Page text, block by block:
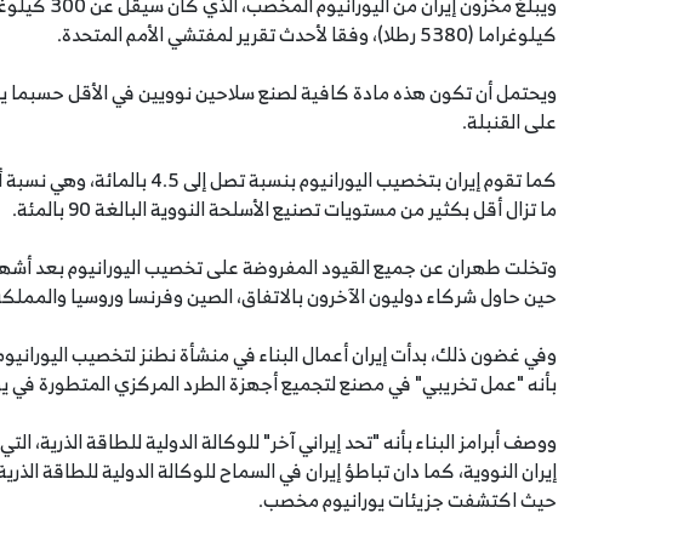
كيلوغراما (5380 رطلا)، وفقا لأحدث تقرير لمفتشي الأمم المتحدة.
ويحتمل أن تكون هذه مادة كافية لصنع سلاحين نوويين في الأقل حسبما
على القنبلة.
كما تقوم إيران بتخصيب
ما تزال أقل بكثير من مستويات تصنيع الأسلحة النووية البالغة 90 بالمئة.
وتخلت طهران عن جميع القيود المفروضة على تخصيب اليورانيوم بعد
حين حاول شركاء دوليون الآخرون بالاتفاق، الصين وفرنسا وروسيا
وفي غضون ذلك، بدأت إيران أعمال البناء في منشأة نطنز لتخصيب
بأنه "عمل تخريبي" في مصنع لتجميع أجهزة الطرد المركزي المتطورة في
ووصف أبرامز البناء بأنه "تحد إيراني آخر" للوكالة الدولية للطاقة الذرية،
إيران النووية، كما دان تباطؤ إيران في السماح للوكالة الدولية للطاقة
حيث اكتشفت جزيئات يورانيوم مخصب.